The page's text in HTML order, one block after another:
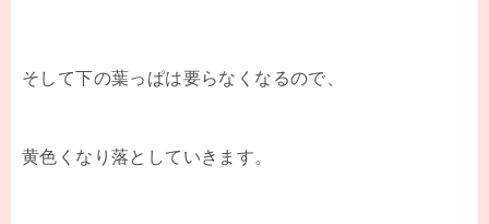
そして下の葉っぱは要らなくなるので、
黄色くなり落としていきます。